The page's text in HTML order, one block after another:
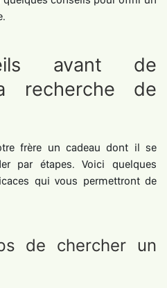
avant de
recherche de
frère un cadeau dont il se
par étapes. Voici quelques
qui vous permettront de
de chercher un